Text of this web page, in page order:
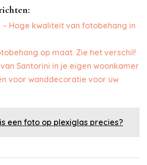
– Hoge kwaliteit van fotobehang in
op maat. Zie het verschil!
Santorini in je eigen woonkamer
voor wanddecoratie voor uw
een foto op plexiglas precies?